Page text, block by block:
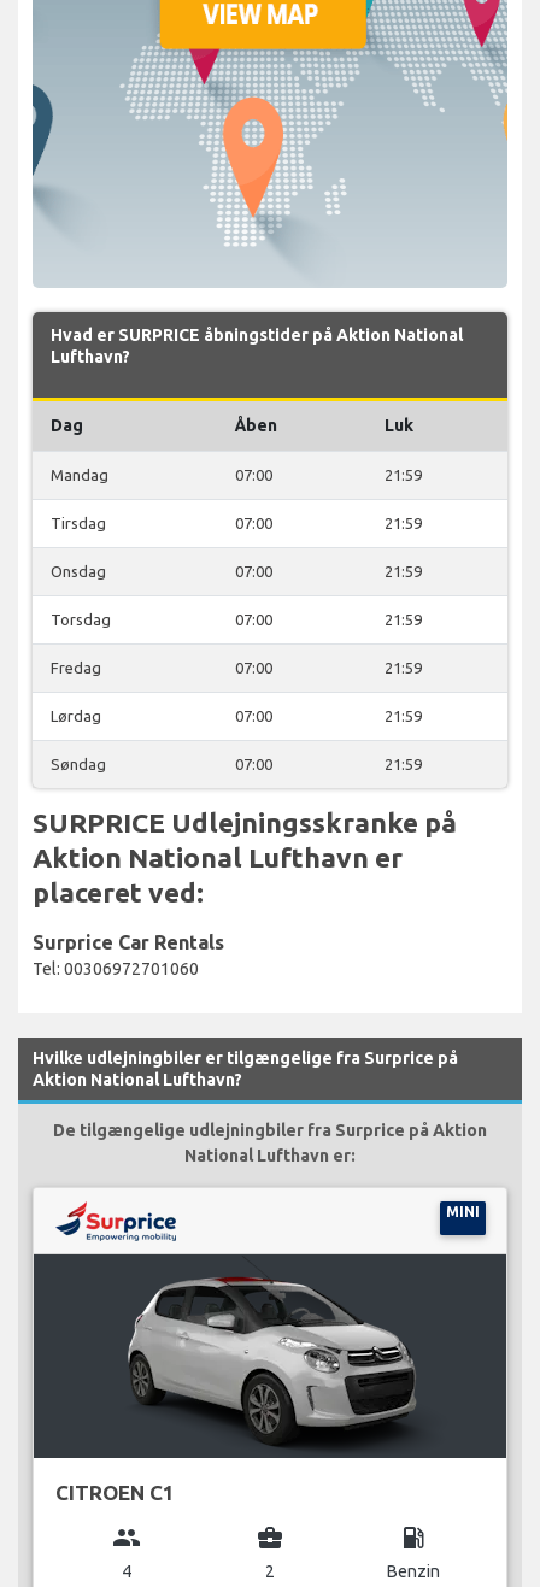
Hvad er SURPRICE åbningstider på Aktion National
Lufthavn?
Dag Åben Luk
Mandag 07:00 21:59
Tirsdag 07:00 21:59
Onsdag 07:00 21:59
Torsdag 07:00 21:59
Fredag 07:00 21:59
Lørdag 07:00 21:59
Søndag 07:00 21:59
SURPRICE Udlejningsskranke på
Aktion National Lufthavn er
placeret ved:
Surprice Car Rentals
Tel: 00306972701060
Hvilke udlejningbiler er tilgængelige fra Surprice på
Aktion National Lufthavn?
De tilgængelige udlejningbiler fra Surprice på Aktion
National Lufthavn er:
MINI
CITROEN C1
group
4
business_center
2
local_gas_station
Benzin